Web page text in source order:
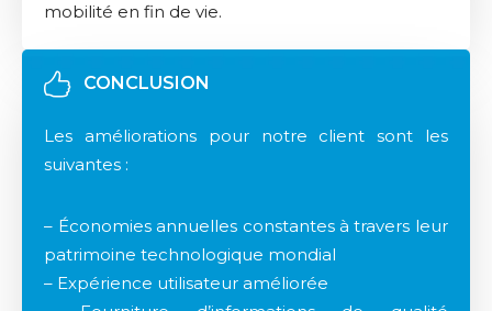
mobilité en fin de vie.
CONCLUSION
Les améliorations pour notre client sont les
suivantes :​
– Économies annuelles constantes à travers leur
patrimoine technologique mondial​
– Expérience utilisateur améliorée​